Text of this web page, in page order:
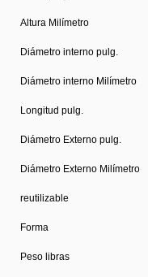
Altura Milímetro
Diámetro interno pulg.
Diámetro interno Milímetro
Longitud pulg.
Diámetro Externo pulg.
Diámetro Externo Milímetro
reutilizable
Forma
Peso libras